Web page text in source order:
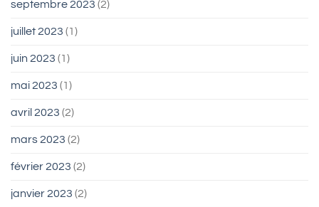
septembre 2023 (2)
juillet 2023 (1)
juin 2023 (1)
mai 2023 (1)
avril 2023 (2)
mars 2023 (2)
février 2023 (2)
janvier 2023 (2)